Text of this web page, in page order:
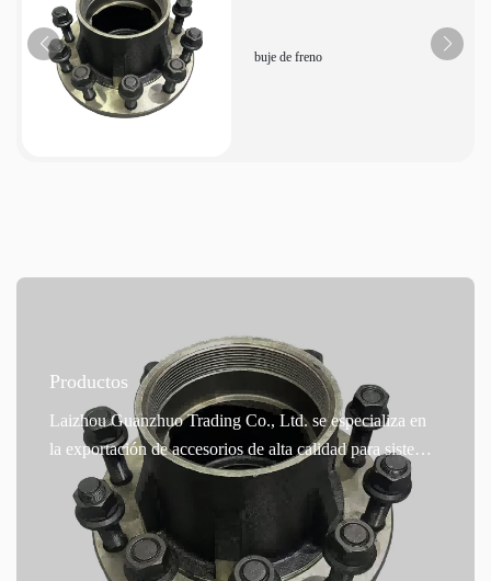
buje de freno
Productos
Laizhou Guanzhuo Trading Co., Ltd. se especializa en
la exportación de accesorios de alta calidad para sistemas
de frenos automotrices. Su producto principal, los cubos
de freno de hierro fundido, se fabrican con precisión
utilizando hierro dúctil de alta calidad. Ofrecen una
excelente resistencia a altas temperaturas y una eficiente